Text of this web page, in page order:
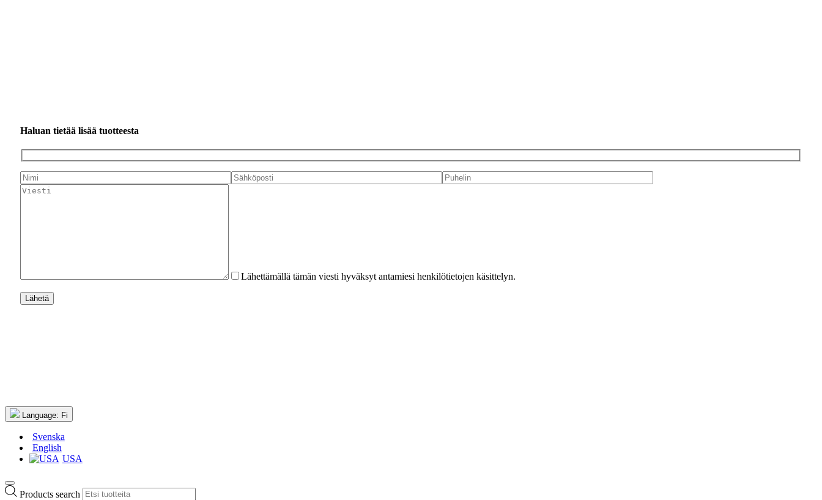
Haluan tietää lisää tuotteesta
Lähettämällä tämän viesti hyväksyt antamiesi henkilötietojen käsittelyn.
Language: Fi
Svenska
English
USA
Products search